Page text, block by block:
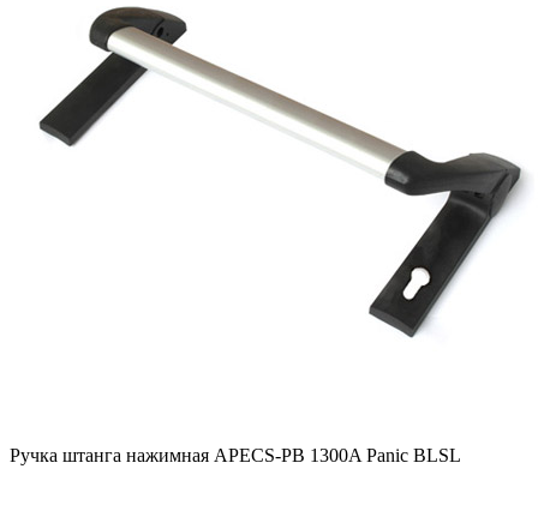
Ручка штанга нажимная APECS-PB 1300A Panic BLSL